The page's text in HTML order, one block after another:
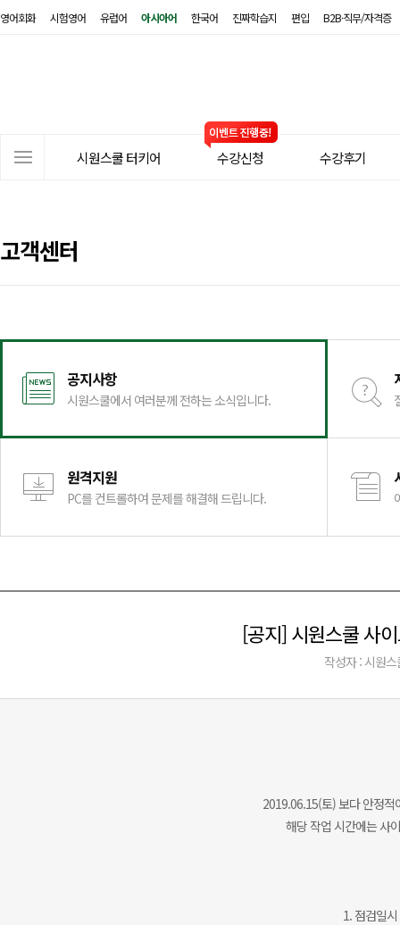
영어회화 시험영어 유럽어 아시아어 한국어 진짜학습지 편입 B2B·직무/자격증
시원스쿨 터키어 수강신청 수강후기
고객센터
공지사항
시원스쿨에서 여러분께 전하는 소식입니다.
원격지원
PC를 컨트롤하여 문제를 해결해 드립니다.
[공지] 시원스쿨 사
작성자 : 시원스
2019.06.15(토) 보다 안정적
해당 작업 시간에는 사
1. 점검일